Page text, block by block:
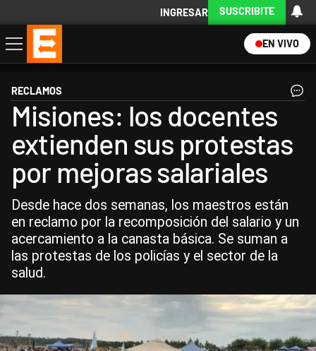
INGRESAR SUSCRIBITE
EN VIVO
Economía
Política
Internacional
Actualidad
Descargá la App
RECLAMOS
Misiones: los docentes
extienden sus protestas
por mejoras salariales
Desde hace dos semanas, los maestros están
en reclamo por la recomposición del salario y un
acercamiento a la canasta básica. Se suman a
las protestas de los policías y el sector de la
salud.